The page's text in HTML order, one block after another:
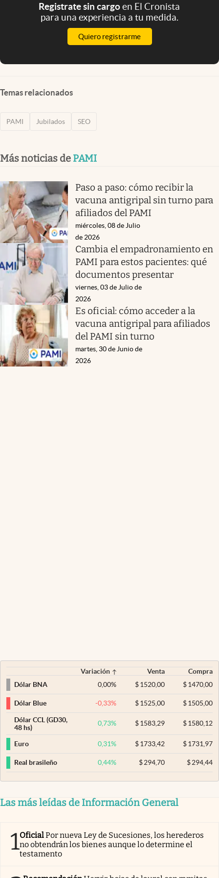
Registrate sin cargoen El Cronista
para una experiencia a tu medida.
Quiero registrarme
Temas relacionados
PAMI Jubilados SEO
Más noticias de PAMI
Paso a paso: cómo recibir la
vacuna antigripal sin turno para
afiliados del PAMI
miércoles, 08 de Julio
de 2026
Cambia el empadronamiento en
PAMI para estos pacientes: qué
documentos presentar
viernes, 03 de Julio de
2026
Es oficial: cómo acceder a la
vacuna antigripal para afiliados
del PAMI sin turno
martes, 30 de Junio de
2026
Variación Venta
Compra
Dólar BNA
0,00% $ 1520,00 $1470,00
Dólar Blue -0,33% $ 1525,00 $1505,00
Dólar CCL (GD30,
48 hs)
0,73% $ 1583,29 $1580,12
Euro 0,31% $ 1733,42 $1731,97
Real brasileño 0,44% $ 294,70 $294,44
Las más leídas de Información General
1OficialPor nueva Ley de Sucesiones, los herederos
no obtendrán los bienes aunque lo determine el
testamento